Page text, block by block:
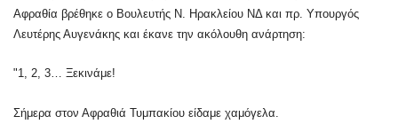
Αφραθία βρέθηκε ο Βουλευτής Ν. Ηρακλείου ΝΔ και πρ. Υπουργός
Λευτέρης Αυγενάκης και έκανε την ακόλουθη ανάρτηση:
"1, 2, 3… Ξεκινάμε!
Σήμερα στον Αφραθιά Τυμπακίου είδαμε χαμόγελα.